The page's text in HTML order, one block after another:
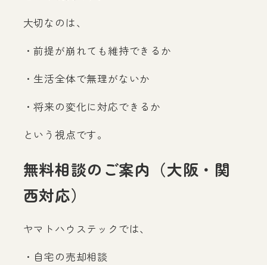
大切なのは、
・前提が崩れても維持できるか
・生活全体で無理がないか
・将来の変化に対応できるか
という視点です。
無料相談のご案内（大阪・関
西対応）
ヤマトハウステックでは、
・自宅の売却相談